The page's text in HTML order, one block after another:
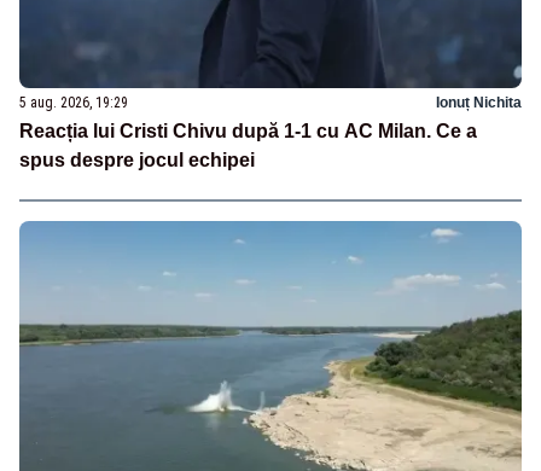
5 aug. 2026, 19:29 Ionuț Nichita
Reacția lui Cristi Chivu după 1-1 cu AC Milan. Ce a
spus despre jocul echipei